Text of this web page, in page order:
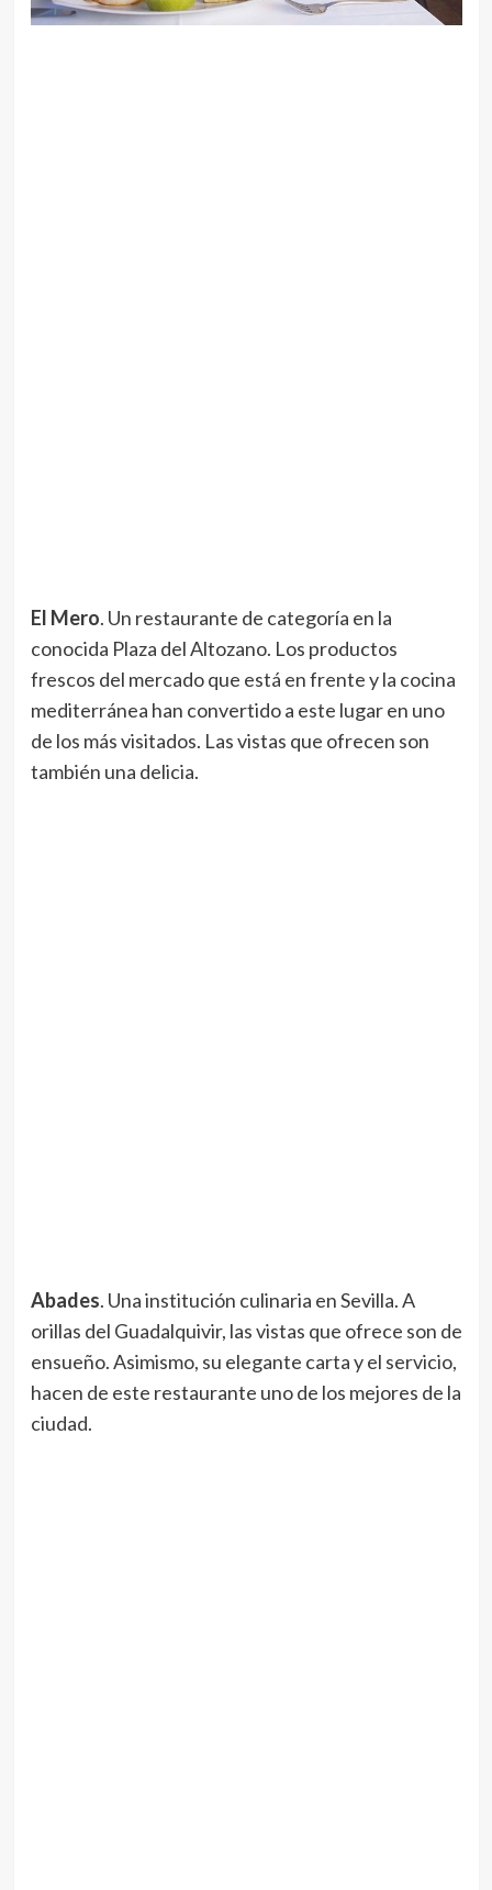
El Mero. Un restaurante de categoría en la
conocida Plaza del Altozano. Los productos
frescos del mercado que está en frente y la cocina
mediterránea han convertido a este lugar en uno
de los más visitados. Las vistas que ofrecen son
también una delicia.
Abades. Una institución culinaria en Sevilla. A
orillas del Guadalquivir, las vistas que ofrece son de
ensueño. Asimismo, su elegante carta y el servicio,
hacen de este restaurante uno de los mejores de la
ciudad.